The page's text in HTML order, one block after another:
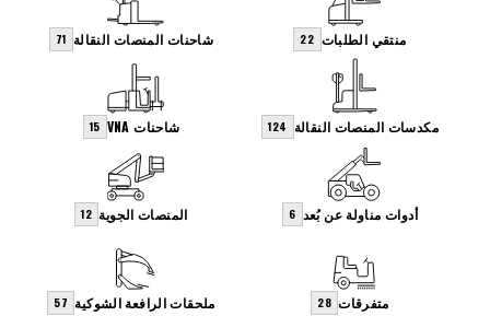
منتقي الطلبات 22 شاحنات المنصات النقالة 71
مكدسات المنصات النقالة 124 شاحنات VNA 15
أدوات مناولة عن بُعد 6 المنصات الجوية 12
متفرقات 28 ملحقات الرافعة الشوكية 57